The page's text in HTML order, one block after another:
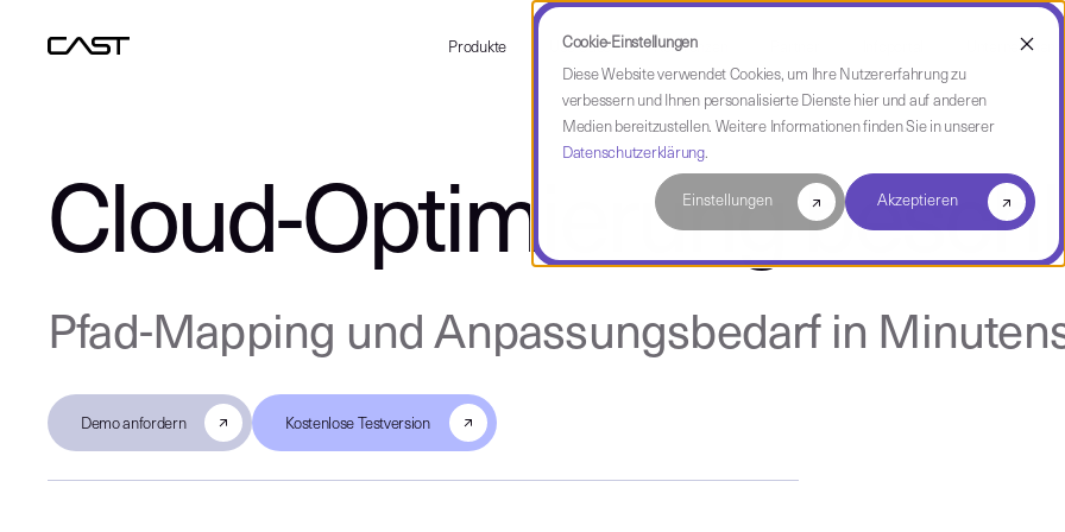
Cookie-Einstellungen
Diese Website verwendet Cookies, um Ihre Nutzererfahrung zu
verbessern und Ihnen personalisierte Dienste hier und auf anderen
Medien bereitzustellen. Weitere Informationen finden Sie in unserer
Datenschutzerklärung.
Einstellungen Akzeptieren
Produkte Use Case Referenzen Unternehmen
Cloud-Optimierung
Pfad-Mapping und Anpassungsbedarf in
Demo anfordern Kostenlose Testversion